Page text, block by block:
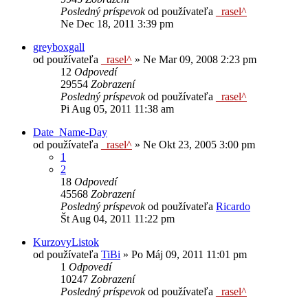
Posledný príspevokod používateľa
_rasel^
Ne Dec 18, 2011 3:39 pm
greyboxgall
od používateľa
_rasel^ » Ne Mar 09, 2008 2:23 pm
12 Odpovedí
29554 Zobrazení
Posledný príspevokod používateľa
_rasel^
Pi Aug 05, 2011 11:38 am
Date_Name-Day
od používateľa
_rasel^ » Ne Okt 23, 2005 3:00 pm
1
2
18 Odpovedí
45568 Zobrazení
Posledný príspevokod používateľa Ricardo
Št Aug 04, 2011 11:22 pm
KurzovyListok
od používateľa TiBi » Po Máj 09, 2011 11:01 pm
1 Odpovedí
10247 Zobrazení
Posledný príspevokod používateľa
_rasel^